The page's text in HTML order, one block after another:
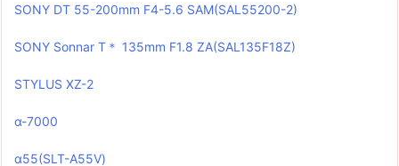
SONY DT 55-200mm F4-5.6 SAM(SAL55200-2)
SONY Sonnar T＊ 135mm F1.8 ZA(SAL135F18Z)
STYLUS XZ-2
α-7000
α55(SLT-A55V)